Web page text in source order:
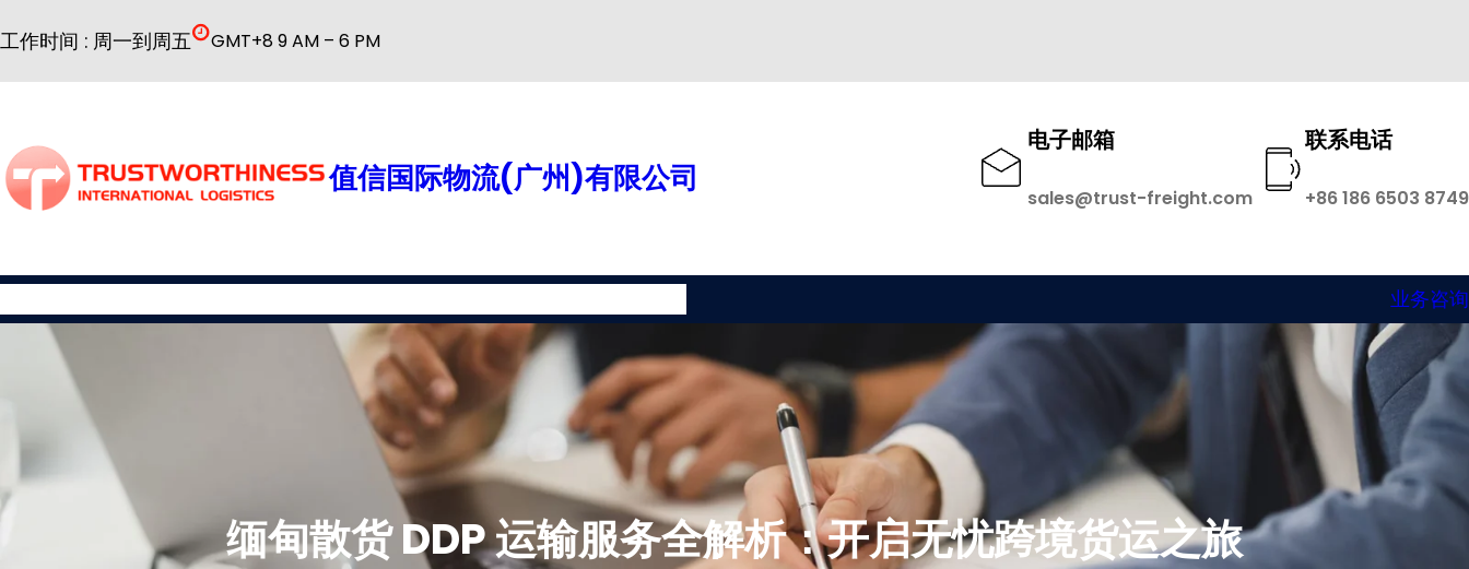
至
内
工作时间 : 周一到周五 GMT+8 9 AM – 6 PM
值信国际物流(广州)有限公司
电子邮箱
sales@trust-freight.com
联系电话
+86 186 6503 8749
业务咨询
缅甸散货 DDP 运输服务全解析：开启无忧跨境货运之旅